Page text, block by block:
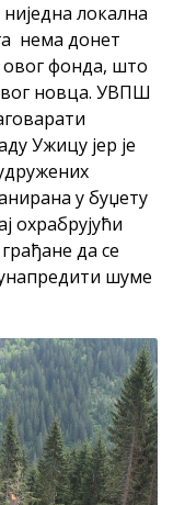
локална
нема донет
фонда, што
новца. УВПШ
Ужицу јер је
у буџету
охрабрујући
да се
шуме